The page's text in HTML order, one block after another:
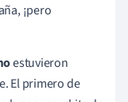
¡pero
estuvieron
El primero de